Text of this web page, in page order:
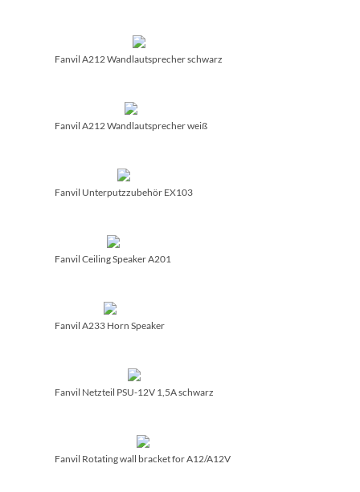
Fanvil A212 Wandlautsprecher schwarz
Fanvil A212 Wandlautsprecher weiß
Fanvil Unterputzzubehör EX103
Fanvil Ceiling Speaker A201
Fanvil A233 Horn Speaker
Fanvil Netzteil PSU-12V 1,5A schwarz
Fanvil Rotating wall bracket for A12/­A12V